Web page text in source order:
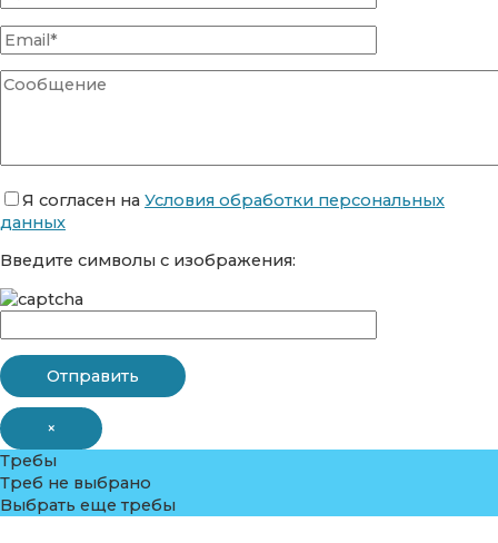
Я согласен на Условия обработки персональных
данных
Введите символы с изображения:
×
Требы
Треб не выбрано
Выбрать еще требы